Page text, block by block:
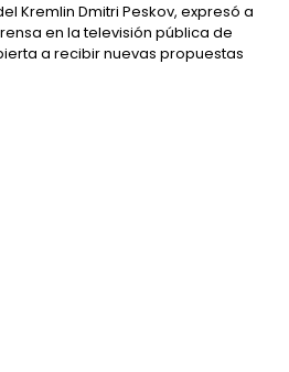
Kremlin Dmitri Peskov, expresó a
en la televisión pública de
a recibir nuevas propuestas